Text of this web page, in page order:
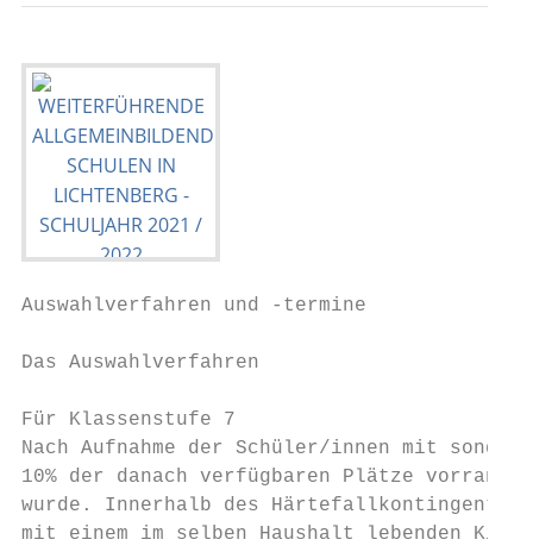
Auswahlverfahren und -termine
Das Auswahlverfahren
Für Klassenstufe 7
Nach Aufnahme der Schüler/innen mit
10% der danach verfügbaren Plätze
wurde. Innerhalb des Härtefallkontingents
mit einem im selben Haushalt lebenden